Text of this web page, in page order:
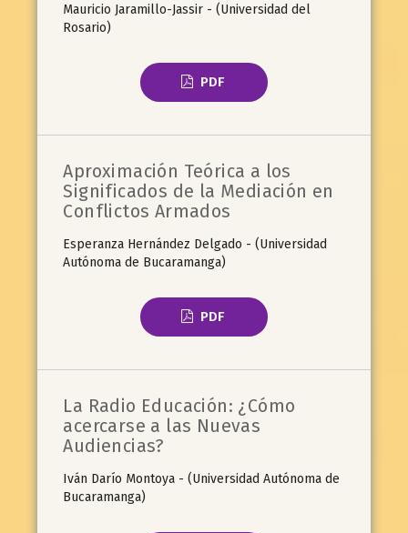
Mauricio Jaramillo-Jassir - (Universidad del
Rosario)
PDF
Aproximación Teórica a los
Significados de la Mediación en
Conflictos Armados
Esperanza Hernández Delgado - (Universidad
Autónoma de Bucaramanga)
PDF
La Radio Educación: ¿Cómo
acercarse a las Nuevas
Audiencias?
Iván Darío Montoya - (Universidad Autónoma de
Bucaramanga)